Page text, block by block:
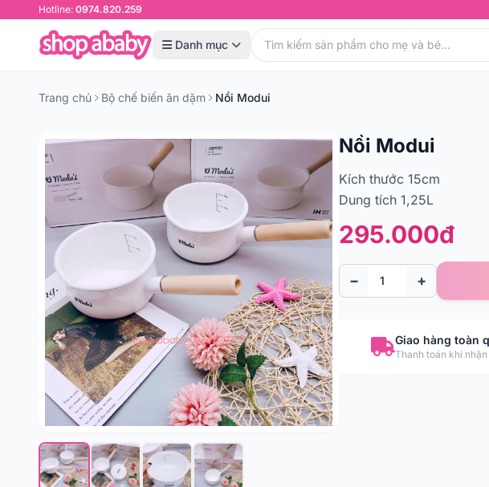
Hotline: 0974.820.259
Danh mục
Trang chủ Bộ chế biến ăn dặm Nồi Modui
Nồi Modui
Kích thước 15cm
Dung tích 1,25L
295.000đ
− +